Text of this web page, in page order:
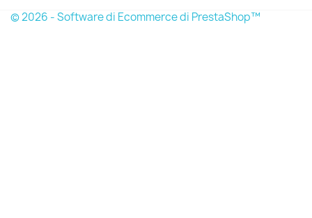
© 2026 - Software di Ecommerce di PrestaShop™